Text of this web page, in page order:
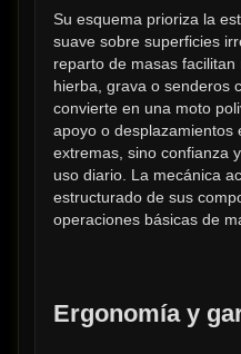
Su esquema prioriza la
suave sobre superficies
reparto de masas
hierba, grava o senderos
convierte en una moto
apoyo o desplazamientos
extremas, sino confianza
uso diario. La mecánica
estructurado de sus
operaciones básicas de
Ergonomía y